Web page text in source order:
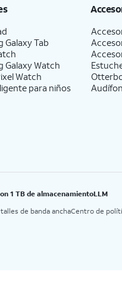
Galaxy Tab
Galaxy Watch
Watch
para niños
1 TB de almacenamientoLLM
de banda anchaCentro de